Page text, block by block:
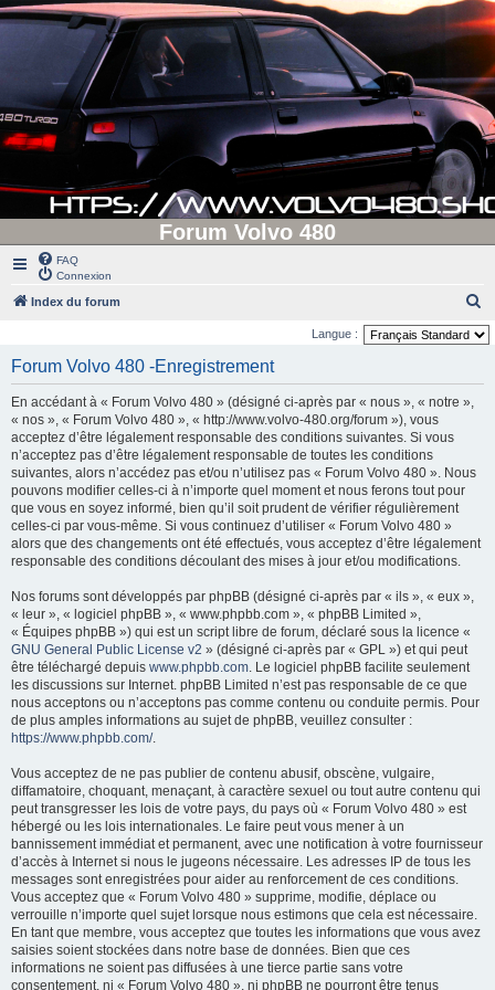
Forum Volvo 480
FAQ
Connexion
Index du forum
e
Langue :
Forum Volvo 480 -Enregistrement
En accédant à « Forum Volvo 480 » (désigné ci-après par « nous », « notre »,
« nos », « Forum Volvo 480 », « http://www.volvo-480.org/forum »), vous
acceptez d’être légalement responsable des conditions suivantes. Si vous
n’acceptez pas d’être légalement responsable de toutes les conditions
suivantes, alors n’accédez pas et/ou n’utilisez pas « Forum Volvo 480 ». Nous
pouvons modifier celles-ci à n’importe quel moment et nous ferons tout pour
que vous en soyez informé, bien qu’il soit prudent de vérifier régulièrement
celles-ci par vous-même. Si vous continuez d’utiliser « Forum Volvo 480 »
alors que des changements ont été effectués, vous acceptez d’être légalement
responsable des conditions découlant des mises à jour et/ou modifications.
Nos forums sont développés par phpBB (désigné ci-après par « ils », « eux »,
« leur », « logiciel phpBB », « www.phpbb.com », « phpBB Limited »,
« Équipes phpBB ») qui est un script libre de forum, déclaré sous la licence «
GNU General Public License v2 » (désigné ci-après par « GPL ») et qui peut
être téléchargé depuis www.phpbb.com. Le logiciel phpBB facilite seulement
les discussions sur Internet. phpBB Limited n’est pas responsable de ce que
nous acceptons ou n’acceptons pas comme contenu ou conduite permis. Pour
de plus amples informations au sujet de phpBB, veuillez consulter :
https://www.phpbb.com/.
Vous acceptez de ne pas publier de contenu abusif, obscène, vulgaire,
diffamatoire, choquant, menaçant, à caractère sexuel ou tout autre contenu qui
peut transgresser les lois de votre pays, du pays où « Forum Volvo 480 » est
hébergé ou les lois internationales. Le faire peut vous mener à un
bannissement immédiat et permanent, avec une notification à votre fournisseur
d’accès à Internet si nous le jugeons nécessaire. Les adresses IP de tous les
messages sont enregistrées pour aider au renforcement de ces conditions.
Vous acceptez que « Forum Volvo 480 » supprime, modifie, déplace ou
verrouille n’importe quel sujet lorsque nous estimons que cela est nécessaire.
En tant que membre, vous acceptez que toutes les informations que vous avez
saisies soient stockées dans notre base de données. Bien que ces
informations ne soient pas diffusées à une tierce partie sans votre
consentement, ni « Forum Volvo 480 », ni phpBB ne pourront être tenus